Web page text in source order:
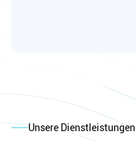
Unsere Dienstleistungen